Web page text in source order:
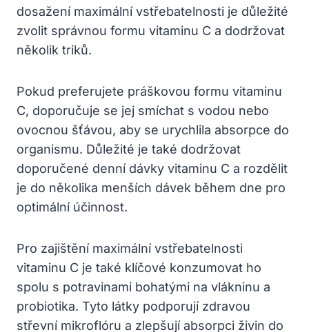
dosažení ⁢maximální vstřebatelnosti‍ je⁣ důležité
zvolit správnou formu vitaminu C a dodržovat‌
několik triků.
Pokud preferujete práškovou​ formu vitaminu‍
C, doporučuje se jej ⁤smíchat ‌s vodou nebo⁣
ovocnou šťávou, aby‌ se urychlila absorpce⁢ do
organismu.⁤ Důležité‌ je‌ také⁢ dodržovat
doporučené denní dávky vitaminu C a rozdělit
je do několika menších ⁣dávek během dne pro
optimální účinnost.
Pro zajištění maximální vstřebatelnosti ​
vitaminu⁣ C je také klíčové konzumovat ho
spolu s potravinami bohatými na⁢ vlákninu a​
probiotika. Tyto látky podporují zdravou
střevní​ mikroflóru a zlepšují absorpci⁢ živin do